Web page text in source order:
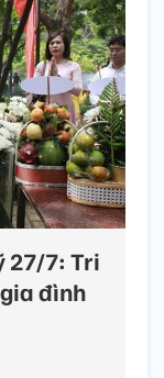
27/7: Tri
đình